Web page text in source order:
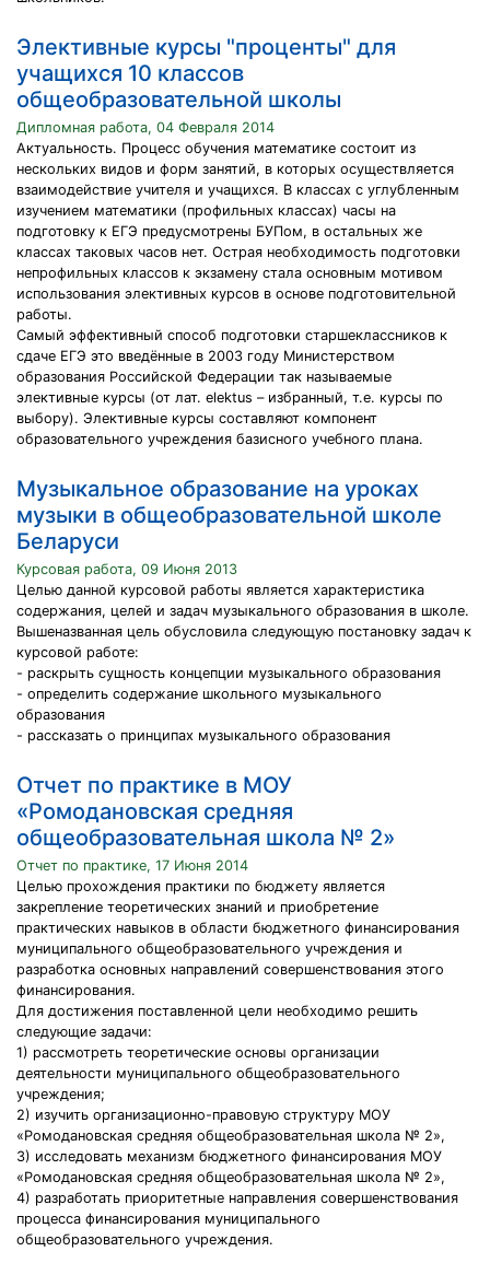
Элективные курсы "проценты" для
учащихся 10 классов
общеобразовательной школы
Дипломная работа, 04 Февраля 2014
Актуальность. Процесс обучения математике состоит из
нескольких видов и форм занятий, в которых осуществляется
взаимодействие учителя и учащихся. В классах с углубленным
изучением математики (профильных классах) часы на
подготовку к ЕГЭ предусмотрены БУПом, в остальных же
классах таковых часов нет. Острая необходимость подготовки
непрофильных классов к экзамену стала основным мотивом
использования элективных курсов в основе подготовительной
работы.
Самый эффективный способ подготовки старшеклассников к
сдаче ЕГЭ это введённые в 2003 году Министерством
образования Российской Федерации так называемые
элективные курсы (от лат. elektus – избранный, т.е. курсы по
выбору). Элективные курсы составляют компонент
образовательного учреждения базисного учебного плана.
Музыкальное образование на уроках
музыки в общеобразовательной школе
Беларуси
Курсовая работа, 09 Июня 2013
Целью данной курсовой работы является характеристика
содержания, целей и задач музыкального образования в школе.
Вышеназванная цель обусловила следующую постановку задач к
курсовой работе:
- раскрыть сущность концепции музыкального образования
- определить содержание школьного музыкального
образования
- рассказать о принципах музыкального образования
Отчет по практике в МОУ
«Ромодановская средняя
общеобразовательная школа № 2»
Отчет по практике, 17 Июня 2014
Целью прохождения практики по бюджету является
закрепление теоретических знаний и приобретение
практических навыков в области бюджетного финансирования
муниципального общеобразовательного учреждения и
разработка основных направлений совершенствования этого
финансирования.
Для достижения поставленной цели необходимо решить
следующие задачи:
1) рассмотреть теоретические основы организации
деятельности муниципального общеобразовательного
учреждения;
2) изучить организационно-правовую структуру МОУ
«Ромодановская средняя общеобразовательная школа № 2»,
3) исследовать механизм бюджетного финансирования МОУ
«Ромодановская средняя общеобразовательная школа № 2»,
4) разработать приоритетные направления совершенствования
процесса финансирования муниципального
общеобразовательного учреждения.